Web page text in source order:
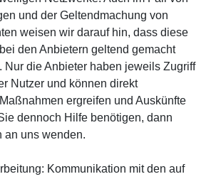
und der Geltendmachung von
weisen wir darauf hin, dass diese
den Anbietern geltend gemacht
Nur die Anbieter haben jeweils Zugriff
Nutzer und können direkt
ergreifen und Auskünfte
dennoch Hilfe benötigen, dann
an uns wenden.
Kommunikation mit den auf